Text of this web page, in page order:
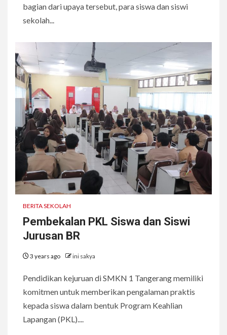
bagian dari upaya tersebut, para siswa dan siswi
sekolah...
BERITA SEKOLAH
Pembekalan PKL Siswa dan Siswi
Jurusan BR
3 years ago ini sakya
Pendidikan kejuruan di SMKN 1 Tangerang memiliki
komitmen untuk memberikan pengalaman praktis
kepada siswa dalam bentuk Program Keahlian
Lapangan (PKL)....